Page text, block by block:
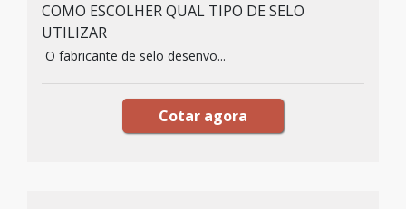
COMO ESCOLHER QUAL TIPO DE SELO
UTILIZAR
O fabricante de selo desenvo...
Cotar agora